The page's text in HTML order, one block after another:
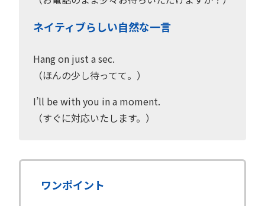
ネイティブらしい自然な一言
Hang on just a sec.
（ほんの少し待ってて。）
I’ll be with you in a moment.
（すぐに対応いたします。）
ワンポイント